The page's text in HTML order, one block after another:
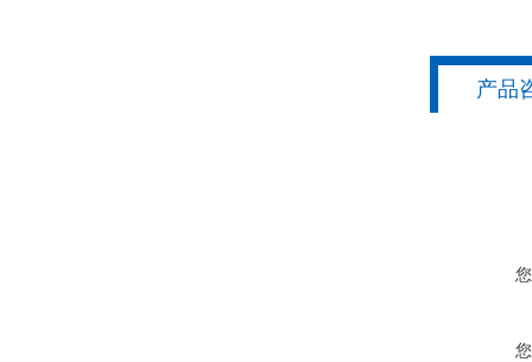
产品